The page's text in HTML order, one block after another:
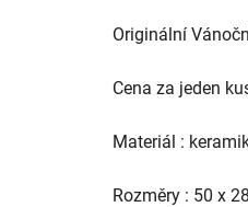
Originální
Cena za jeden
Materiál :
Rozměry : 50 x